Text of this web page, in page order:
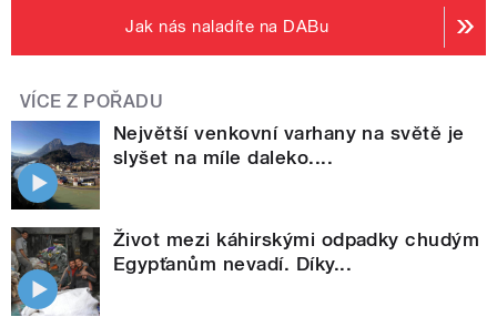
Jak nás naladíte na DABu
VÍCE Z POŘADU
Největší venkovní varhany na světě je
slyšet na míle daleko....
Život mezi káhirskými odpadky chudým
Egypťanům nevadí. Díky...